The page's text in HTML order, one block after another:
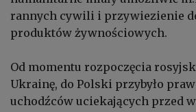
rannych cywili i przywiezienie
produktów żywnościowych.
Od momentu rozpoczęcia
Ukrainę, do Polski przybyło
uchodźców uciekających przed